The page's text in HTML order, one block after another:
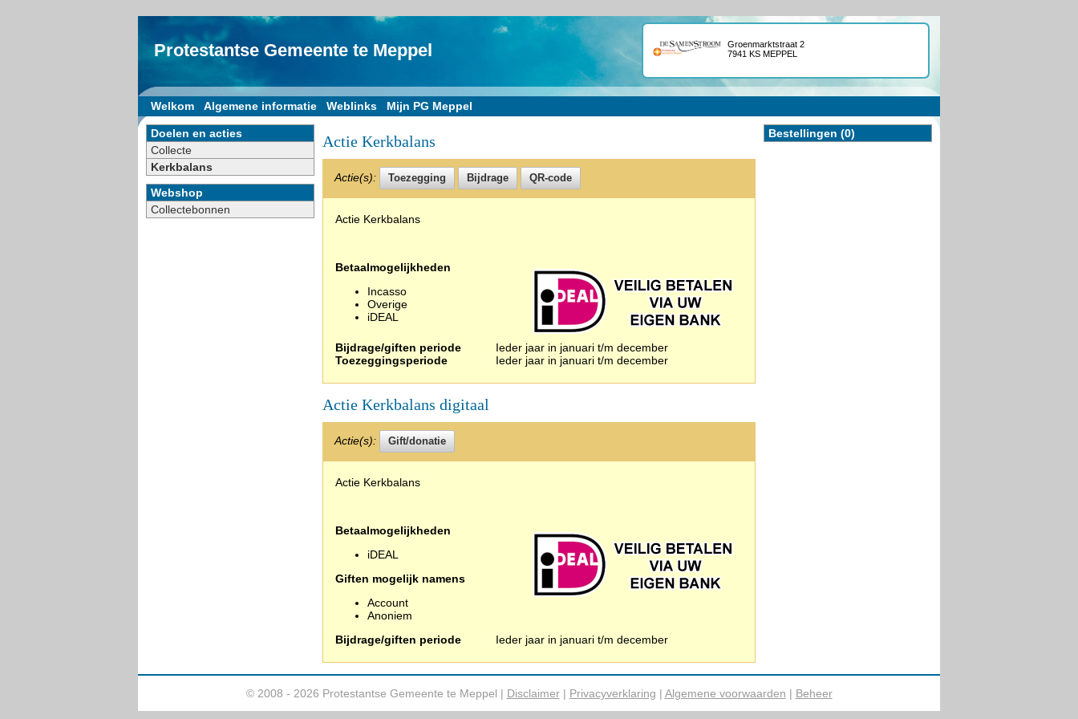
Protestantse Gemeente te Meppel
Groenmarktstraat 2
7941 KS MEPPEL
Welkom Algemene informatie Weblinks Mijn PG Meppel
Actie Kerkbalans
Actie(s):
Actie Kerkbalans
Betaalmogelijkheden
Incasso
Overige
iDEAL
Bijdrage/giften periode
Ieder jaar in januari t/m december
Toezeggingsperiode
Ieder jaar in januari t/m december
Actie Kerkbalans digitaal
Actie(s):
Actie Kerkbalans
Betaalmogelijkheden
iDEAL
Giften mogelijk namens
Account
Anoniem
Bijdrage/giften periode
Ieder jaar in januari t/m december
Doelen en acties
Collecte
Kerkbalans
Webshop
Collectebonnen
Bestellingen (0)
© 2008 - 2026 Protestantse Gemeente te Meppel | Disclaimer| Privacyverklaring | Algemene voorwaarden | Beheer